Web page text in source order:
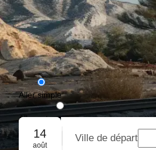
Aller simple
Aller-retour
Réservation de groupe
14
août
Ville de départ